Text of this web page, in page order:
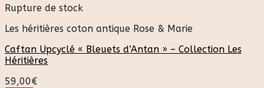
Rupture de stock
Les héritières coton antique Rose & Marie
Caftan Upcyclé « Bleuets d’Antan » – Collection Les
Héritières
59,00€